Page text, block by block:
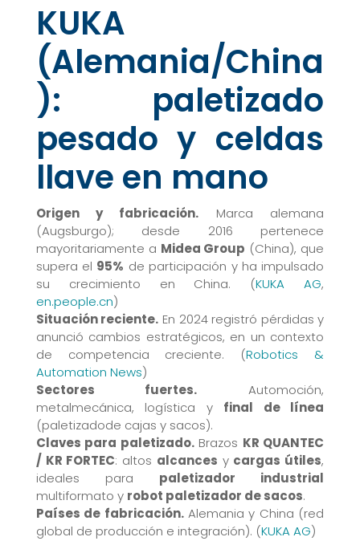
KUKA
(Alemania/China
): paletizado
pesado y celdas
llave en mano
Origen y fabricación. Marca alemana
(Augsburgo); desde 2016 pertenece
mayoritariamente a Midea Group (China), que
supera el 95% de participación y ha impulsado
su crecimiento en China. (KUKA AG,
en.people.cn)
Situación reciente. En 2024 registró pérdidas y
anunció cambios estratégicos, en un contexto
de competencia creciente. (Robotics &
Automation News)
Sectores fuertes. Automoción,
metalmecánica, logística y final de línea
(paletizadode cajas y sacos).
Claves para paletizado.Brazos KR QUANTEC
/ KR FORTEC: altos alcances y cargas útiles,
ideales para paletizador industrial
multiformato y robot paletizador de sacos.
Países de fabricación.Alemania y China (red
global de producción e integración). (KUKA AG)